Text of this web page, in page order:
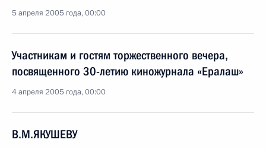
5 апреля 2005 года, 00:00
Участникам и гостям торжественного вечера,
посвященного 30-летию киножурнала «Ералаш»
4 апреля 2005 года, 00:00
В.М.ЯКУШЕВУ